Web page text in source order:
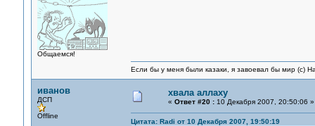
Общаемся!
Если бы у меня были казаки, я завоевал бы мир (с)
иванов
ДСП
Offline
хвала аллаху
« Ответ #20 :10 Декабря 2007, 20:50:06 »
Цитата: Radi от 10 Декабря 2007, 19:50:19